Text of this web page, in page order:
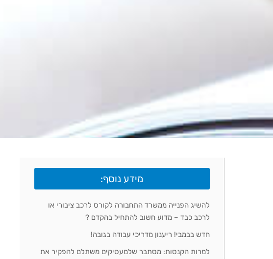
מידע נוסף:
להשיג הפנייה ממשרד התחבורה לקורס לרכב ציבורי או
לרכב כבד – מדוע חשוב להתחיל בהקדם ?
חדש בבמבי! ריענון מדריכי עבודה בגובה!
למרות הקנסות: מסתבר שלמעסיקים משתלם להפקיר את